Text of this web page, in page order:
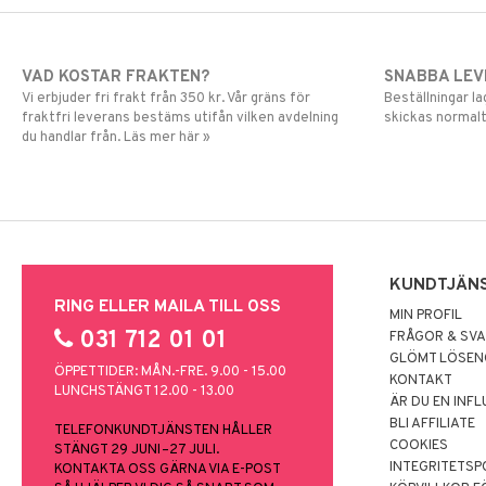
VAD KOSTAR FRAKTEN?
Vi erbjuder fri frakt från 350 kr. Vår gräns för
fraktfri leverans bestäms utifån vilken avdelning
du handlar från. Läs mer här »
SNABBA
Beställningar
skickas
RING ELLER MAILA TILL OSS
031 712 01 01
ÖPPETTIDER: MÅN.-FRE. 9.00 - 15.00
LUNCHSTÄNGT 12.00 - 13.00
TELEFONKUNDTJÄNSTEN HÅLLER
STÄNGT 29 JUNI–27 JULI.
KONTAKTA OSS GÄRNA VIA E-POST
MIN PROFIL
FRÅGOR &
GLÖMT
KONTAKT
ÄR DU EN
BLI AFFILIATE
COOKIES